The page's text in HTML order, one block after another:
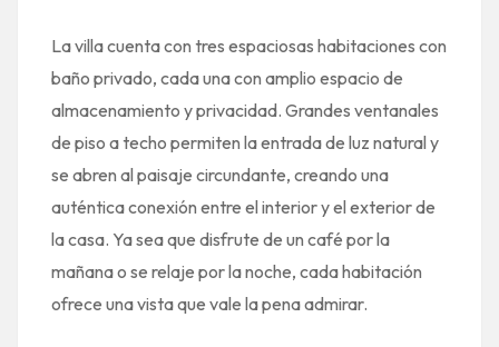
La villa cuenta con tres espaciosas habitaciones con
baño privado, cada una con amplio espacio de
almacenamiento y privacidad. Grandes ventanales
de piso a techo permiten la entrada de luz natural y
se abren al paisaje circundante, creando una
auténtica conexión entre el interior y el exterior de
la casa. Ya sea que disfrute de un café por la
mañana o se relaje por la noche, cada habitación
ofrece una vista que vale la pena admirar.